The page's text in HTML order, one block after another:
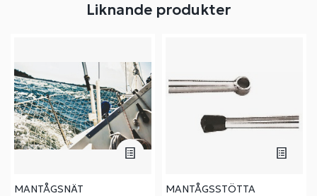
Liknande produkter
MANTÅGSNÄT MANTÅGSSTÖTTA